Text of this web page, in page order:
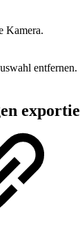
Kamera.
entfernen.